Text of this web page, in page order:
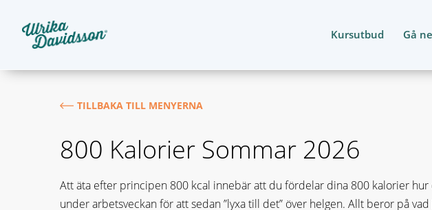
Kursutbud Gå
TILLBAKA TILL MENYERNA
800 Kalorier Sommar 2026
Att äta efter principen 800 kcal innebär att du fördelar dina 800 kalorier
under arbetsveckan för att sedan ”lyxa till det” över helgen. Allt beror på